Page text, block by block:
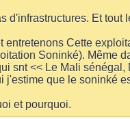
d'infrastructures. Et tout
entretenons Cette
Soninké). Même
snt << Le Mali sénégal,
j'estime que le soninké
et pourquoi.